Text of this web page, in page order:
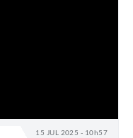
15 JUL 2025 - 10h57